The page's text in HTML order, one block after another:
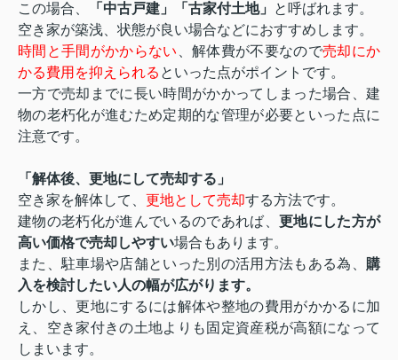
この場合、
「中古戸建」「古家付土地」 と呼ばれます。
空き家が築浅、状態が良い場合などにおすすめします。
時間と手間がかからない 、解体費が不要なので売却にか
かる費用を抑えられる といった点がポイントです。
一方で売却までに長い時間がかかってしまった場合、建
物の老朽化が進むため定期的な管理が必要といった点に
注意です。
「解体後、更地にして売却する」
空き家を解体して、 更地として売却する方法です。
建物の老朽化が進んでいるのであれば、 更地にした方が
高い価格で売却しやすい場合もあります。
また、駐車場や店舗といった別の活用方法もある為、 購
入を検討したい人の幅が広がります。
しかし、更地にするには解体や整地の費用がかかるに加
え、空き家付きの土地よりも固定資産税が高額になって
しまいます。